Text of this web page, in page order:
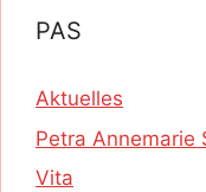
PAS
Aktuelles
Petra Annemarie
Vita